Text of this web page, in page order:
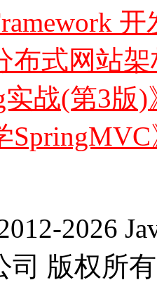
布式网站
实战(第3版
2026
司 版权所有